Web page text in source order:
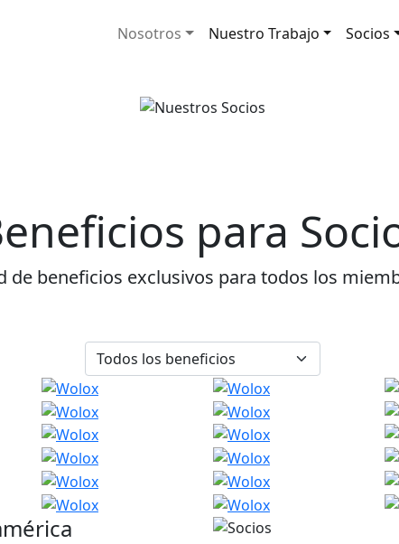
Nosotros Nuestro Trabajo Socios
para
de beneficios exclusivos para todos los